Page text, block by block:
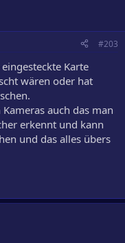
#203
Karte
wären oder hat
auch das man
erkennt und kann
und das alles übers